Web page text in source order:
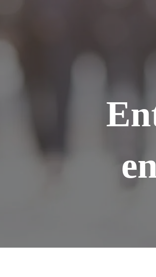
conteúdo